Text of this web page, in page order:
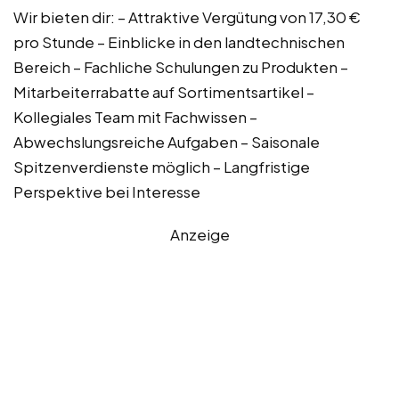
Wir bieten dir: – Attraktive Vergütung von 17,30 €
pro Stunde – Einblicke in den landtechnischen
Bereich – Fachliche Schulungen zu Produkten –
Mitarbeiterrabatte auf Sortimentsartikel –
Kollegiales Team mit Fachwissen –
Abwechslungsreiche Aufgaben – Saisonale
Spitzenverdienste möglich – Langfristige
Perspektive bei Interesse
Anzeige